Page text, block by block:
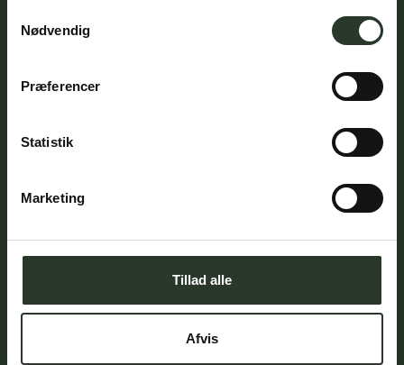
Nødvendig
Præferencer
Statistik
Marketing
Tillad alle
Afvis
Efter aftale
T:5460 1070
Mandag-torsdag: 8.00 - 16.00
Fredag: 8.00 - 15.00